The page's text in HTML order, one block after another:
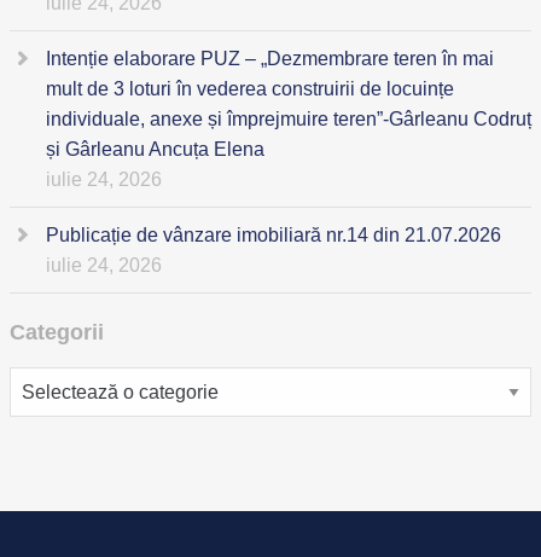
Intenție elaborare PUZ – „Dezmembrare teren în mai
mult de 3 loturi în vederea construirii de locuințe
individuale, anexe și împrejmuire teren”-Gârleanu Codruț
și Gârleanu Ancuța Elena
iulie 24, 2026
Publicație de vânzare imobiliară nr.14 din 21.07.2026
iulie 24, 2026
Categorii
Categorii